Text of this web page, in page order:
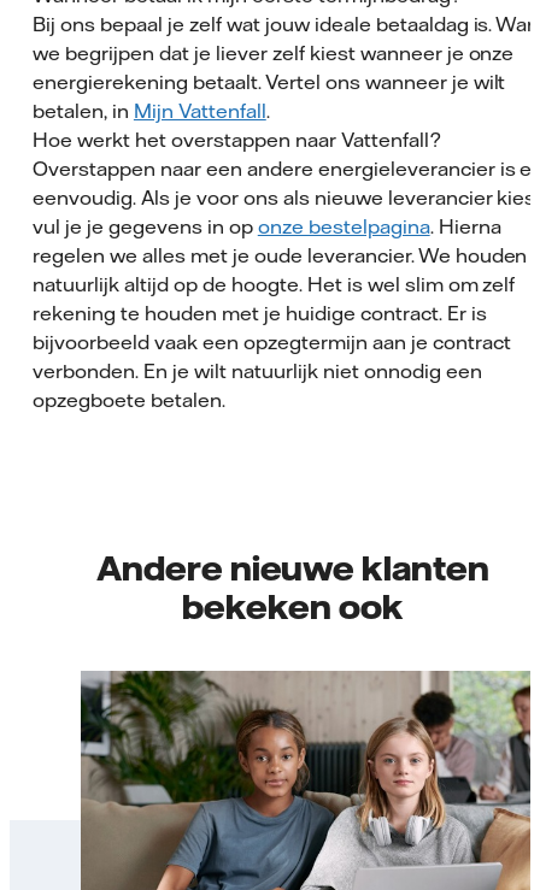
Bij ons bepaal je zelf wat jouw ideale betaaldag is.
we begrijpen dat je liever zelf kiest wanneer je onze
energierekening betaalt. Vertel ons wanneer je wilt
betalen, in Mijn Vattenfall.
Hoe werkt het overstappen naar Vattenfall?
Overstappen naar een andere energieleverancier is
eenvoudig. Als je voor ons als nieuwe leverancier
vul je je gegevens in op onze bestelpagina. Hierna
regelen we alles met je oude leverancier. We houden
natuurlijk altijd op de hoogte. Het is wel slim om zelf
rekening te houden met je huidige contract. Er is
bijvoorbeeld vaak een opzegtermijn aan je contract
verbonden. En je wilt natuurlijk niet onnodig een
opzegboete betalen.
Andere nieuwe klanten
bekeken ook